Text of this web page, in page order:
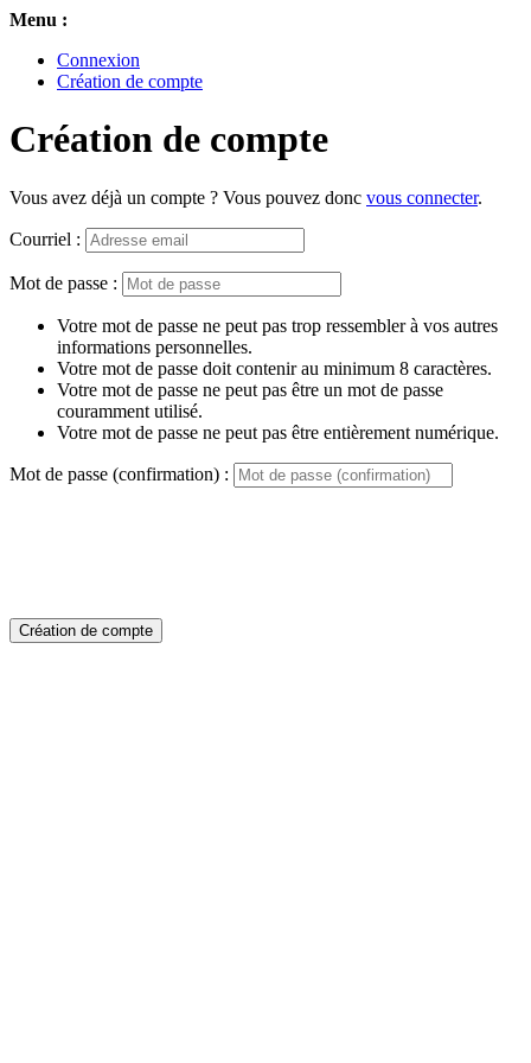
Menu :
Connexion
Création de compte
Création de compte
Vous avez déjà un compte ? Vous pouvez donc vous connecter.
Courriel :
Mot de passe :
Votre mot de passe ne peut pas trop ressembler à vos autres
informations personnelles.
Votre mot de passe doit contenir au minimum 8 caractères.
Votre mot de passe ne peut pas être un mot de passe
couramment utilisé.
Votre mot de passe ne peut pas être entièrement numérique.
Mot de passe (confirmation) :
Création de compte